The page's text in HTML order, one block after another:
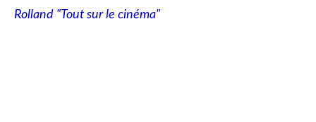
Rolland "Tout sur le cinéma"